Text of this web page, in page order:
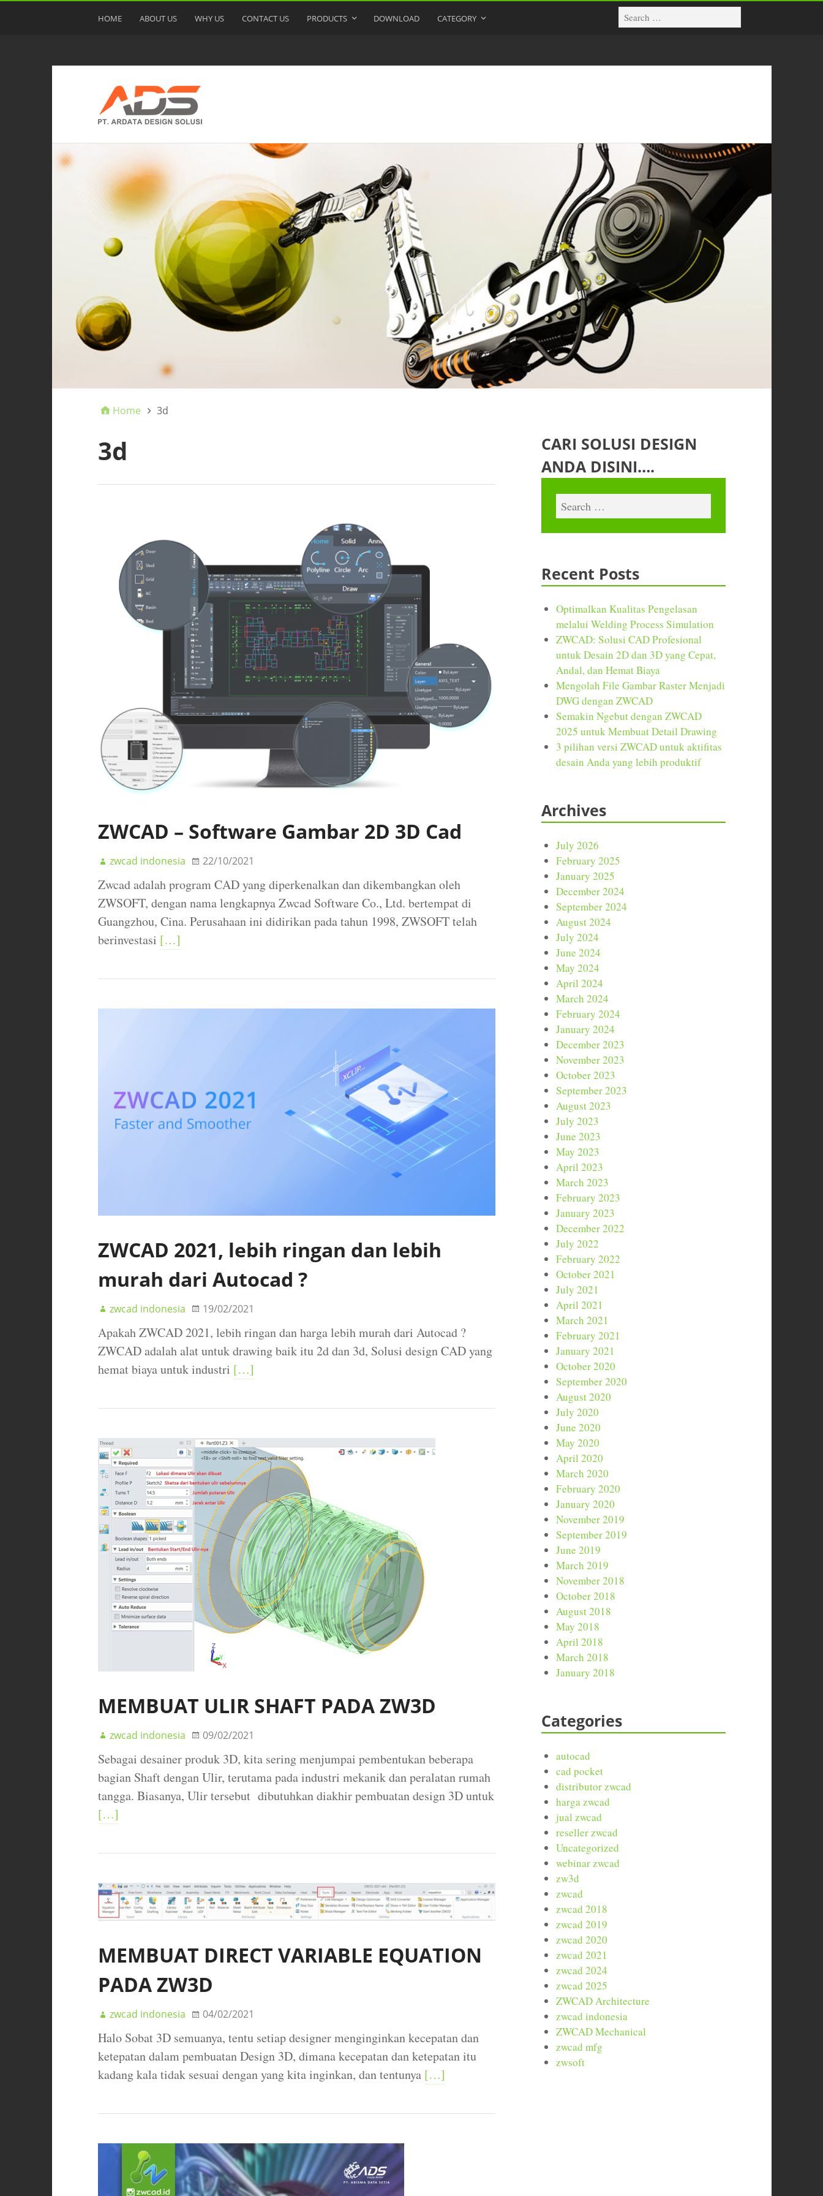
HOME ABOUT US WHY US CONTACT US PRODUCTS DOWNLOAD CATEGORY
Home 3d
3d
ZWCAD – Software Gambar 2D 3D Cad
zwcad indonesia 22/10/2021
Zwcad adalah program CAD yang diperkenalkan dan dikembangkan oleh
ZWSOFT, dengan nama lengkapnya Zwcad Software Co., Ltd. bertempat di
Guangzhou, Cina. Perusahaan ini didirikan pada tahun 1998, ZWSOFT telah
berinvestasi […]
ZWCAD 2021, lebih ringan dan lebih
murah dari Autocad ?
zwcad indonesia 19/02/2021
Apakah ZWCAD 2021, lebih ringan dan harga lebih murah dari Autocad ?
ZWCAD adalah alat untuk drawing baik itu 2d dan 3d, Solusi design CAD yang
hemat biaya untuk industri […]
MEMBUAT ULIR SHAFT PADA ZW3D
zwcad indonesia 09/02/2021
Sebagai desainer produk 3D, kita sering menjumpai pembentukan beberapa
bagian Shaft dengan Ulir, terutama pada industri mekanik dan peralatan rumah
tangga. Biasanya, Ulir tersebut dibutuhkan diakhir pembuatan design 3D untuk
[…]
MEMBUAT DIRECT VARIABLE EQUATION
PADA ZW3D
zwcad indonesia 04/02/2021
Halo Sobat 3D semuanya, tentu setiap designer menginginkan kecepatan dan
ketepatan dalam pembuatan Design 3D, dimana kecepatan dan ketepatan itu
kadang kala tidak sesuai dengan yang kita inginkan, dan tentunya […]
CARI SOLUSI DESIGN
ANDA DISINI….
Recent Posts
Optimalkan Kualitas Pengelasan
melalui Welding Process Simulation
ZWCAD: Solusi CAD Profesional
untuk Desain 2D dan 3D yang Cepat,
Andal, dan Hemat Biaya
Mengolah File Gambar Raster Menjadi
DWG dengan ZWCAD
Semakin Ngebut dengan ZWCAD
2025 untuk Membuat Detail Drawing
3 pilihan versi ZWCAD untuk aktifitas
desain Anda yang lebih produktif
Archives
July 2026
February 2025
January 2025
December 2024
September 2024
August 2024
July 2024
June 2024
May 2024
April 2024
March 2024
February 2024
January 2024
December 2023
November 2023
October 2023
September 2023
August 2023
July 2023
June 2023
May 2023
April 2023
March 2023
February 2023
January 2023
December 2022
July 2022
February 2022
October 2021
July 2021
April 2021
March 2021
February 2021
January 2021
October 2020
September 2020
August 2020
July 2020
June 2020
May 2020
April 2020
March 2020
February 2020
January 2020
November 2019
September 2019
June 2019
March 2019
November 2018
October 2018
August 2018
May 2018
April 2018
March 2018
January 2018
Categories
autocad
cad pocket
distributor zwcad
harga zwcad
jual zwcad
reseller zwcad
Uncategorized
webinar zwcad
zw3d
zwcad
zwcad 2018
zwcad 2019
zwcad 2020
zwcad 2021
zwcad 2024
zwcad 2025
ZWCAD Architecture
zwcad indonesia
ZWCAD Mechanical
zwcad mfg
zwsoft